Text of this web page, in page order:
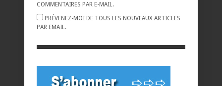
COMMENTAIRES PAR E-MAIL.
PRÉVENEZ-MOI DE TOUS LES NOUVEAUX ARTICLES
PAR EMAIL.